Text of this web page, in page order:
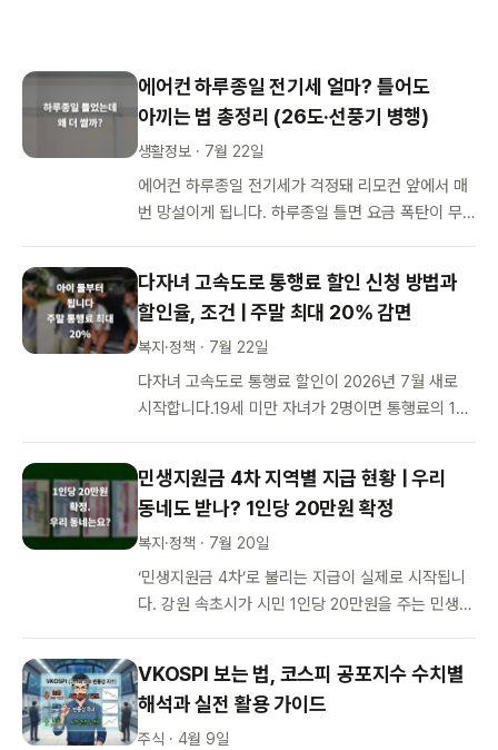
에어컨 하루종일 전기세 얼마? 틀어도
아끼는 법 총정리 (26도·선풍기 병행)
생활정보 · 7월 22일
에어컨 하루종일 전기세가 걱정돼 리모컨 앞에서 매
번 망설이게 됩니다. 하루종일 틀면 요금 폭탄이 무
다자녀 고속도로 통행료 할인 신청 방법과
할인율, 조건 | 주말 최대 20% 감면
복지·정책 · 7월 22일
다자녀 고속도로 통행료 할인이 2026년 7월 새로
시작합니다.19세 미만 자녀가 2명이면 통행료의 1
민생지원금 4차 지역별 지급 현황 | 우리
동네도 받나? 1인당 20만원 확정
복지·정책 · 7월 20일
‘민생지원금 4차’로 불리는 지급이 실제로 시작됩니
다. 강원 속초시가 시민 1인당 20만원을 주는 민생회
VKOSPI 보는 법, 코스피 공포지수 수치별
해석과 실전 활용 가이드
주식 · 4월 9일